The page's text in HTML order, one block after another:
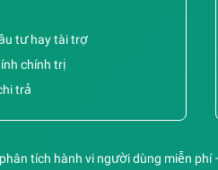
tích hành vi người dùng miễn
tư hay tài trợ
chính trị
trả